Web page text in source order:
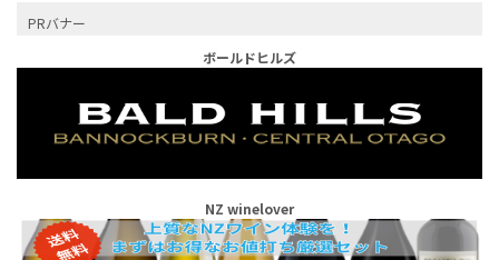
PRバナー
ボールドヒルズ
NZ winelover